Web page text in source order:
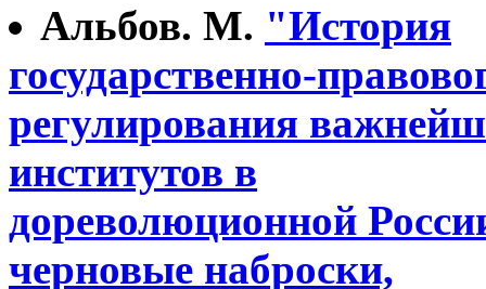
Альбов. М. "История
государственно-
регулирования
институтов в
дореволюционной
черновые наброски,